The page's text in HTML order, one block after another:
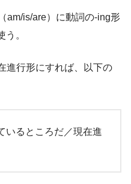
am/is/are）に動詞の-ing形
う。
進行形にすれば、以下の
いるところだ／現在進